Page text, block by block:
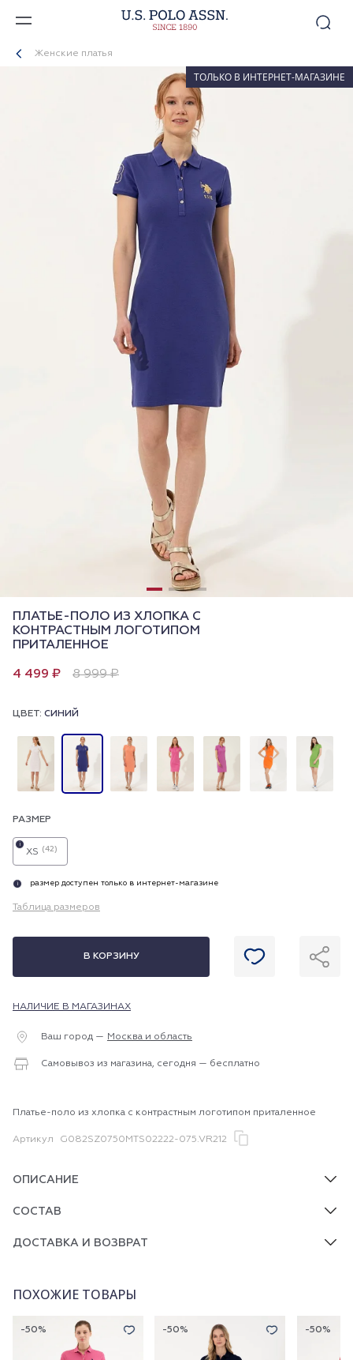
Женские платья
ТОЛЬКО В ИНТЕРНЕТ-МАГАЗИНЕ
ПЛАТЬЕ-ПОЛО ИЗ ХЛОПКА С
КОНТРАСТНЫМ ЛОГОТИПОМ
ПРИТАЛЕННОЕ
4 499 ₽ 8 999 ₽
ЦВЕТ: СИНИЙ
РАЗМЕР
XS (42)
i
i размер доступен только в интернет-магазине
Таблица размеров
В КОРЗИНУ
НАЛИЧИЕ В МАГАЗИНАХ
Ваш город — Москва и область
Самовывоз из магазина, сегодня — бесплатно
Платье-поло из хлопка с контрастным логотипом приталенное
Артикул G082SZ0750MTS02222-075.VR212
ОПИСАНИЕ
СОСТАВ
ДОСТАВКА И ВОЗВРАТ
ПОХОЖИЕ ТОВАРЫ
-50% -50% -50%